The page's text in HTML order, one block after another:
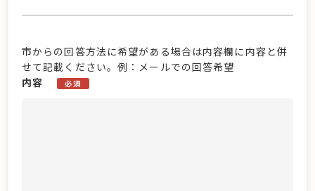
市からの回答方法に希望がある場合は内容欄に内容と併
せて記載ください。例：メールでの回答希望
内容
必須